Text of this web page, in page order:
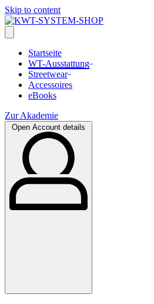
Skip to content
Startseite
WT-Ausstattung
Streetwear
Accessoires
eBooks
Zur Akademie
Open Account details